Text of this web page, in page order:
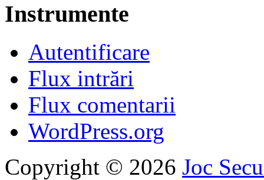
Instrumente
Autentificare
Flux intrări
Flux comentarii
WordPress.org
Copyright © 2026 Joc